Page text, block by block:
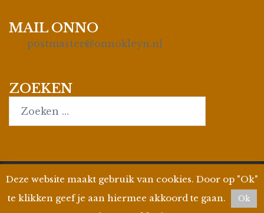
MAIL ONNO
postmaster@onnokleyn.nl
ZOEKEN
Search…
© 2026Onno Kleyn| Site byWPman4U|
Privacyverklaring| KvK 35019695 | BTW ID
Deze website maakt gebruik van cookies. Door op "Ok"
te klikken geef je aan hiermee akkoord te gaan.
Ok